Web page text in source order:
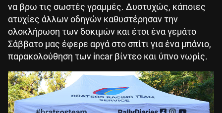
να βρω τις σωστές γραμμές. Δυστυχώς, κάποιες
ατυχίες άλλων οδηγών καθυστέρησαν την
ολοκλήρωση των δοκιμών και έτσι ένα γεμάτο
Σάββατο μας έφερε αργά στο σπίτι για ένα μπάνιο,
παρακολούθηση των incar βίντεο και ύπνο νωρίς.